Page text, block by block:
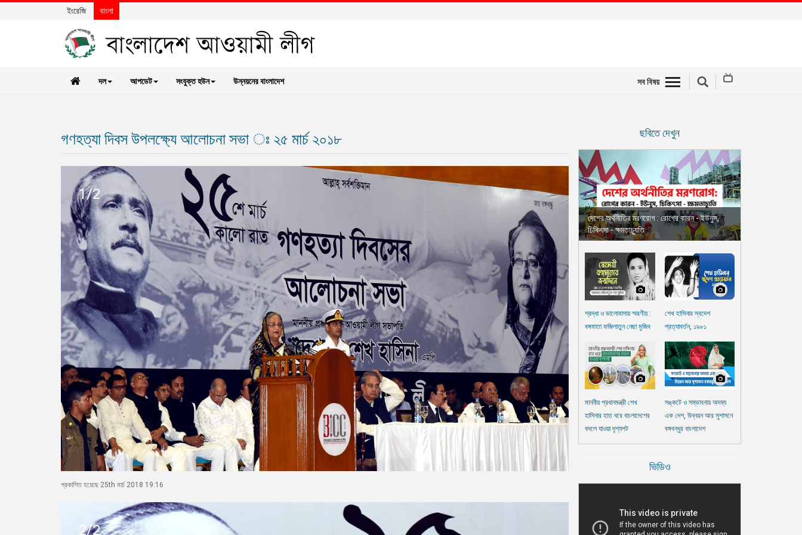
ইংরেজি বাংলা
দল আপডেট সংযুক্ত হউন উন্নয়নের বাংলাদেশ সব বিষয়
গণহত্যা দিবস উপলক্ষ্যে আলোচনা সভা ঃ ২৫ মার্চ ২০১৮
1/2
প্রকাশিত হয়েছে 25th মার্চ 2018 19:16
2/2
ছবিতে দেখুন
দেশের অর্থনীতির মরণরোগ : রোগের কারন - ইউনুস,
চিকিৎসা - ক্ষমতাচ্যুতি
শ্রদ্ধা ও ভালোবাসায় স্মরণীয় :
বঙ্গমাতা ফজিলাতুন নেছা মুজিব
শেখ হাসিনার স্বদেশ
প্রত্যাবর্তন, ১৯৮১
মাননীয় প্রধানমন্ত্রী শেখ
হাসিনার হাত ধরে বাংলাদেশের
বদলে যাওয়া দৃশ্যপট
সঙ্কটে ও সম্ভাবনায় অদম্য
এক দেশ, উন্নয়ন আর সুশাসনে
বঙ্গবন্ধুর বাংলাদেশ
ভিডিও